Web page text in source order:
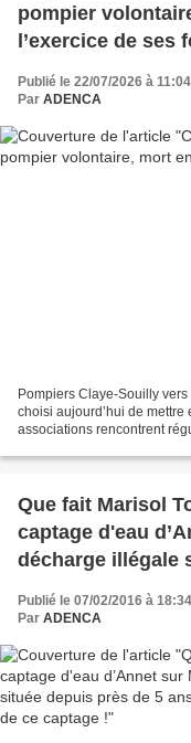
pompier
l’exercice de ses
Publié le 22/07/2026 à 11:04
Par ADENCA
Pompiers Claye-Souilly
choisi aujourd’hui de mettre
associations rencontrent
Que fait Marisol
captage d'eau
décharge illégale
dans le
captage !
Publié le 07/02/2016 à 18:34
Par ADENCA